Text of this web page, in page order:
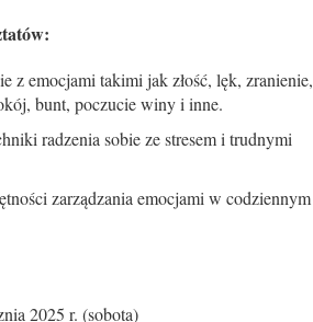
z emocjami takimi jak złość, lęk, zranienie,
bunt, poczucie winy i inne.
radzenia sobie ze stresem i trudnymi
zarządzania emocjami w codziennym
2025 r. (sobota)